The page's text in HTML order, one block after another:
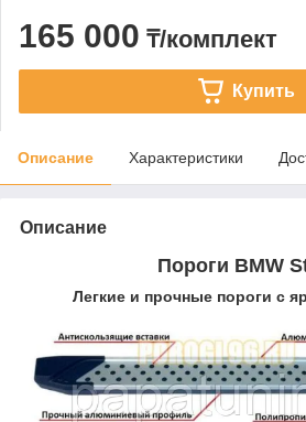
165 000 ₸/комплект
Купить
Описание Характеристики
Описание
Пороги BMW
Легкие и прочные пороги с